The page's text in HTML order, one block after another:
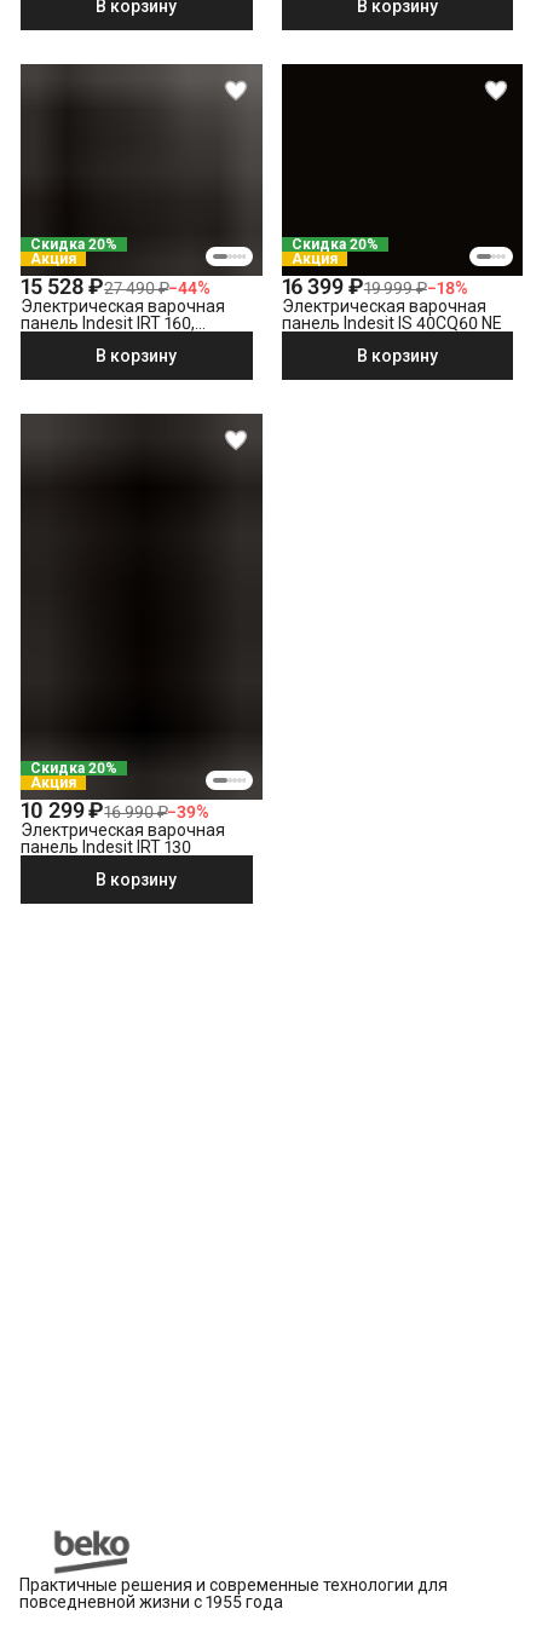
В корзину
В корзину
Скидка 20%
Акция
15 528 ₽27 490 ₽−44%
Электрическая варочная
панель Indesit IRT 160,
В корзину
Скидка 20%
Акция
16 399 ₽19 999 ₽−18%
Электрическая варочная
панель Indesit IS 40CQ60 NE
В корзину
Скидка 20%
Акция
10 299 ₽16 990 ₽−39%
Электрическая варочная
панель Indesit IRT 130
В корзину
Практичные решения и современные технологии для
повседневной жизни с 1955 года